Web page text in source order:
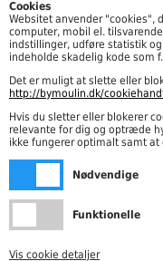
Cookies
Websitet anvender "cookies",
computer, mobil el.
indstillinger, udføre statistik
indeholde skadelig kode som
Det er muligt at slette eller
http://bymoulin.dk/
Hvis du sletter eller blokerer
relevante for dig og optræde
ikke fungerer optimalt samt at
Nødvendige
Funktionelle
Vis cookie detaljer
Følg By Moulin her
Åbningstider
Mandag – fredag kl. 10.00-
Lørdag kl. 10.00-15.00